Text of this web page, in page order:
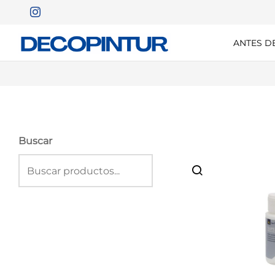
ANTES
Buscar